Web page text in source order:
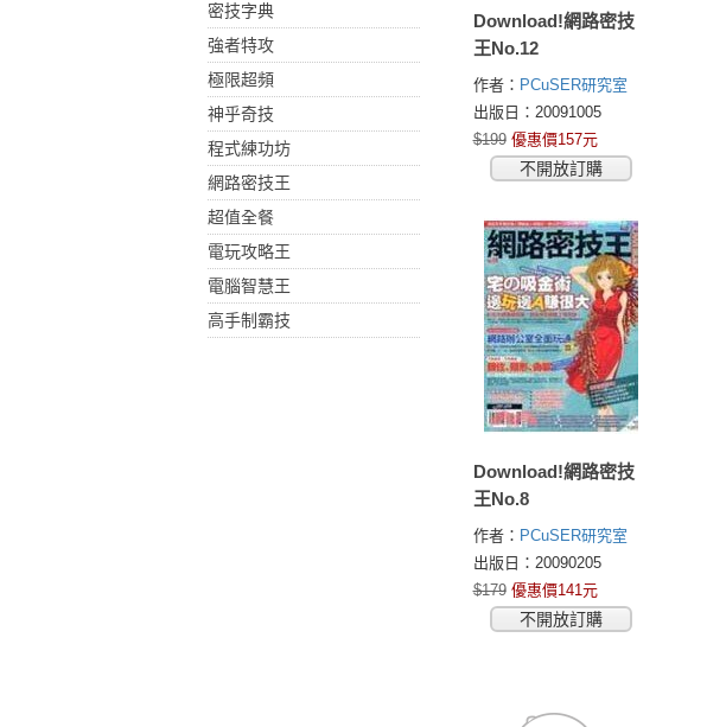
密技字典
強者特攻
極限超頻
神乎奇技
程式練功坊
網路密技王
超值全餐
電玩攻略王
電腦智慧王
高手制霸技
Download!網路密技
王No.12
作者： PCuSER研究室
出版日：20091005
$199 優惠價157元
不開放訂購
Download!網路密技
王No.8
作者： PCuSER研究室
出版日：20090205
$179 優惠價141元
不開放訂購